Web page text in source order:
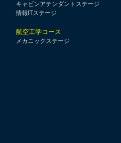
キャビンアテンダントステージ
情報ITステージ
航空工学コース
メカニックステージ